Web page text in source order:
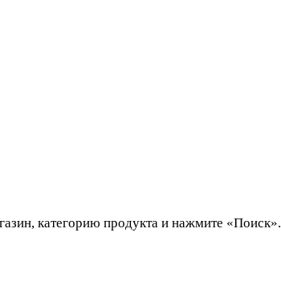
категорию продукта и нажмите «Поиск».